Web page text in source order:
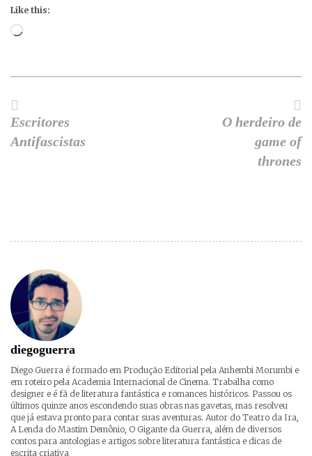
Like this:
Loading…
Escritores
Antifascistas
O herdeiro de
game of
thrones
diegoguerra
Diego Guerra é formado em Produção Editorial pela Anhembi Morumbi e
em roteiro pela Academia Internacional de Cinema. Trabalha como
designer e é fã de literatura fantástica e romances históricos. Passou os
últimos quinze anos escondendo suas obras nas gavetas, mas resolveu
que já estava pronto para contar suas aventuras. Autor do Teatro da Ira,
A Lenda do Mastim Demônio, O Gigante da Guerra, além de diversos
contos para antologias e artigos sobre literatura fantástica e dicas de
escrita criativa